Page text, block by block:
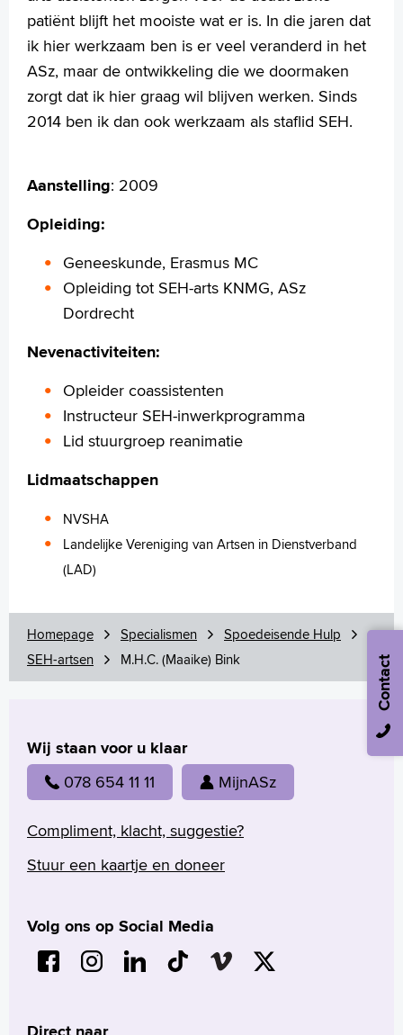
Polski
Türkçe
Arabisch
patiënt blijft het mooiste wat er is. In die jaren dat
ik hier werkzaam ben is er veel veranderd in het
ASz, maar de ontwikkeling die we doormaken
zorgt dat ik hier graag wil blijven werken. Sinds
2014 ben ik dan ook werkzaam als staflid SEH.
Aanstelling: 2009
Opleiding:
Geneeskunde, Erasmus MC
Opleiding tot SEH-arts KNMG, ASz
Dordrecht
Nevenactiviteiten:
Opleider coassistenten
Instructeur SEH-inwerkprogramma
Lid stuurgroep reanimatie
Lidmaatschappen
NVSHA
Landelijke Vereniging van Artsen in Dienstverband
(LAD)
Homepage Specialismen
Spoedeisende Hulp
SEH-artsen
M.H.C. (Maaike) Bink
Wij staan voor u klaar
078 654 11 11 MijnASz
Compliment, klacht, suggestie?
Stuur een kaartje en doneer
Volg ons op Social Media
Contact